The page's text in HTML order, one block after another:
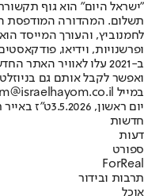
"ישראל היום" הוא גוף
ופרשנויות, וידיאו,
ב-2021 עלו לאוויר
ואפשר לקבל אותם גם
במייל hayom@israelhayom.co.il.
יום ראשון, 3.5.2026
ט"ז באייר
חדשות
דעות
ספורט
ForReal
תרבות ובידור
אוכל